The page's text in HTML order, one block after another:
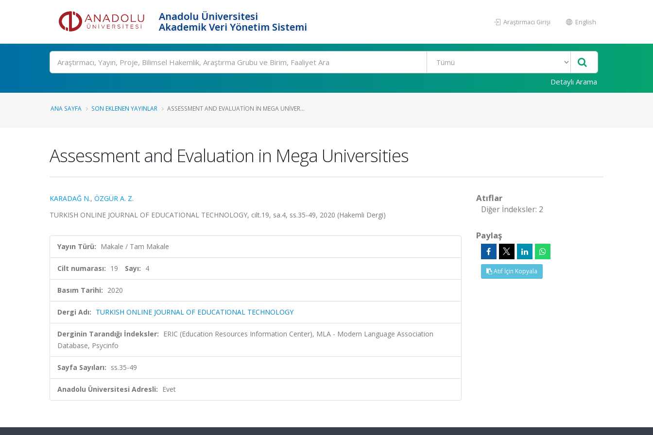
Anadolu Üniversitesi
Akademik Veri Yönetim Sistemi
Araştırmacı Girişi English
Ara
Detaylı Arama
ANA SAYFA SON EKLENEN YAYINLAR ASSESSMENT AND EVALUATION IN MEGA UNIVER...
Assessment and Evaluation in Mega Universities
KARADAĞ N., ÖZGÜR A. Z.
TURKISH ONLINE JOURNAL OF EDUCATIONAL TECHNOLOGY, cilt.19, sa.4, ss.35-49, 2020 (Hakemli Dergi)
Yayın Türü: Makale / Tam Makale
Cilt numarası: 19 Sayı: 4
Basım Tarihi: 2020
Dergi Adı: TURKISH ONLINE JOURNAL OF EDUCATIONAL TECHNOLOGY
Derginin Tarandığı İndeksler: ERIC (Education Resources Information Center), MLA - Modern Language Association
Database, Psycinfo
Sayfa Sayıları: ss.35-49
Anadolu Üniversitesi Adresli: Evet
Atıflar
Diğer İndeksler: 2
Paylaş
Atıf İçin Kopyala